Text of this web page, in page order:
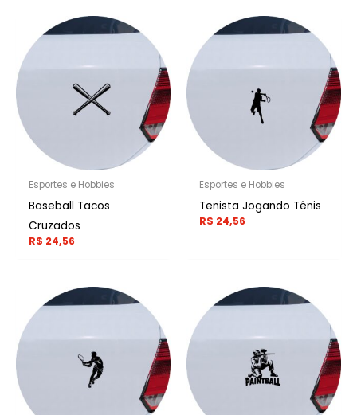
Esportes e Hobbies
Baseball Tacos
Cruzados
R$ 24,56
Esportes e Hobbies
Tenista Jogando Tênis
R$ 24,56